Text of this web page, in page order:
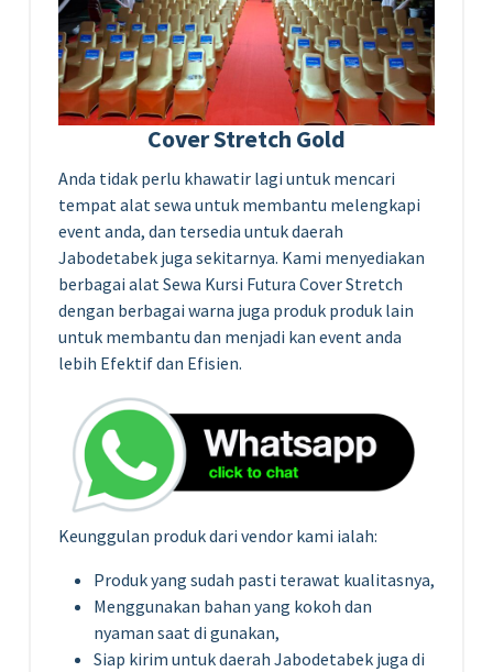
Cover Stretch Gold
Anda tidak perlu khawatir lagi untuk mencari
tempat alat sewa untuk membantu melengkapi
event anda, dan tersedia untuk daerah
Jabodetabek juga sekitarnya. Kami menyediakan
berbagai alat Sewa Kursi Futura Cover Stretch
dengan berbagai warna juga produk produk lain
untuk membantu dan menjadi kan event anda
lebih Efektif dan Efisien.
Keunggulan produk dari vendor kami ialah:
Produk yang sudah pasti terawat kualitasnya,
Menggunakan bahan yang kokoh dan
nyaman saat di gunakan,
Siap kirim untuk daerah Jabodetabek juga di